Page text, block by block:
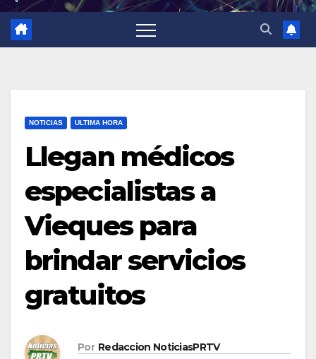
NOTICIAS ULTIMA HORA
Llegan médicos
especialistas a
Vieques para
brindar servicios
gratuitos
Por Redaccion NoticiasPRTV